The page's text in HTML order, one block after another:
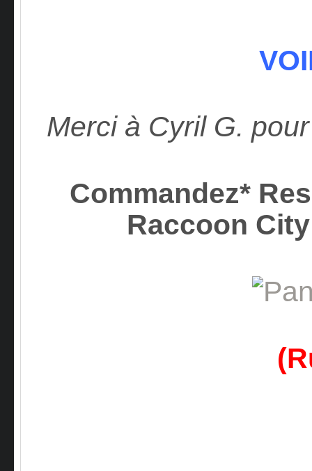
Merci à Cyril G.
Commandez*
Raccoon